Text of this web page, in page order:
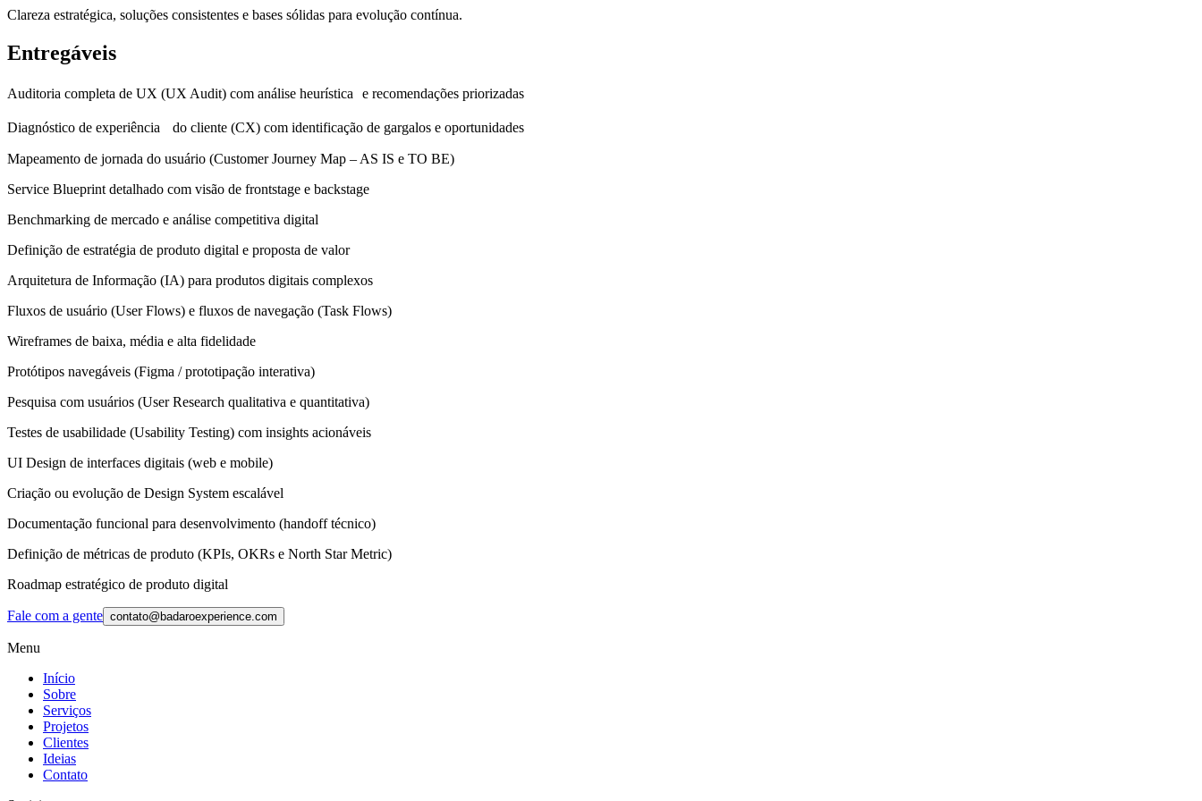
Clareza estratégica, soluções consistentes e bases sólidas para evolução contínua.
Entregáveis
Auditoria completa de UX (UX Audit) com análise heurística e recomendações priorizadas
Diagnóstico de experiência do cliente (CX) com identificação de gargalos e oportunidades
Mapeamento de jornada do usuário (Customer Journey Map – AS IS e TO BE)
Service Blueprint detalhado com visão de frontstage e backstage
Benchmarking de mercado e análise competitiva digital
Definição de estratégia de produto digital e proposta de valor
Arquitetura de Informação (IA) para produtos digitais complexos
Fluxos de usuário (User Flows) e fluxos de navegação (Task Flows)
Wireframes de baixa, média e alta fidelidade
Protótipos navegáveis (Figma / prototipação interativa)
Pesquisa com usuários (User Research qualitativa e quantitativa)
Testes de usabilidade (Usability Testing) com insights acionáveis
UI Design de interfaces digitais (web e mobile)
Criação ou evolução de Design System escalável
Documentação funcional para desenvolvimento (handoff técnico)
Definição de métricas de produto (KPIs, OKRs e North Star Metric)
Roadmap estratégico de produto digital
Fale com a gente contato@badaroexperience.com
Menu
Início
Sobre
Serviços
Projetos
Clientes
Ideias
Contato